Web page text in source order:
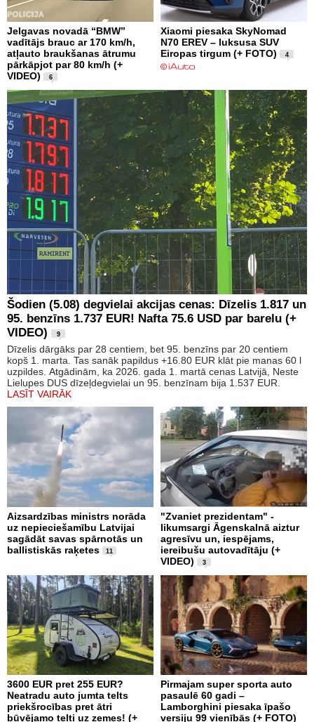
Jelgavas novadā “BMW”
vadītājs brauc ar 170 km/h,
atļauto braukšanas ātrumu
pārkāpjot par 80 km/h (+
VIDEO)
6
Xiaomi piesaka SkyNomad
N70 EREV – luksusa SUV
Eiropas tirgum (+ FOTO)
4
Šodien (5.08) degvielai akcijas cenas: Dīzelis 1.817 un
95. benzīns 1.737 EUR! Nafta 75.6 USD par barelu (+
VIDEO)
9
Dīzelis dārgāks par 28 centiem, bet 95. benzīns par 20 centiem
kopš 1. marta. Tas sanāk papildus +16.80 EUR klāt pie manas 60 l
uzpildes. Atgādinām, ka 2026. gada 1. martā cenas Latvijā, Neste
Lielupes DUS dīzeļdegvielai un 95. benzīnam bija 1.537 EUR.
LASĪT VAIRĀK
Aizsardzības ministrs norāda
uz nepieciešamību Latvijai
sagādāt savas spārnotās un
ballistiskās raķetes
11
"Zvaniet prezidentam" -
likumsargi Āgenskalnā aiztur
agresīvu un, iespējams,
iereibušu autovadītāju (+
VIDEO)
3
3600 EUR pret 255 EUR?
Neatradu auto jumta telts
priekšrocības pret ātri
būvējamo telti uz zemes! (+
Pirmajam super sporta auto
pasaulē 60 gadi –
Lamborghini piesaka īpašo
versiju 99 vienībās (+ FOTO)